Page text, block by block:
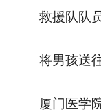
救援队队
将男孩送
厦门医学